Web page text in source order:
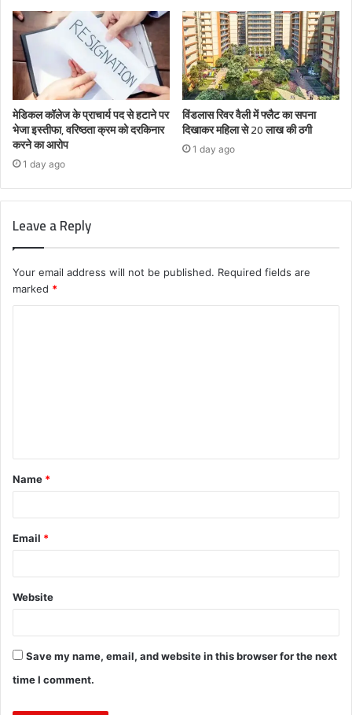
मेडिकल कॉलेज के प्राचार्य पद से हटाने पर
भेजा इस्तीफा, वरिष्ठता क्रम को दरकिनार
करने का आरोप
1 day ago
विंडलास रिवर वैली में फ्लैट का सपना
दिखाकर महिला से 20 लाख की ठगी
1 day ago
Leave a Reply
Your email address will not be published. Required fields are
marked *
t
*
Name *
Email *
Website
Save my name, email, and website in this browser for the next
time I comment.